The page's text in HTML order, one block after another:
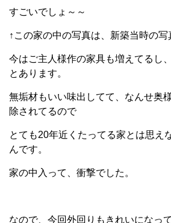
すごいでしょ～～
↑この家の中の写真は、新築当時の写
今はご主人様作の家具も増えてるし
とあります。
無垢材もいい味出してて、なんせ奥
除されてるので
とても20年近くたってる家とは思え
んです。
家の中入って、衝撃でした。
なので、今回外回りもきれいになって